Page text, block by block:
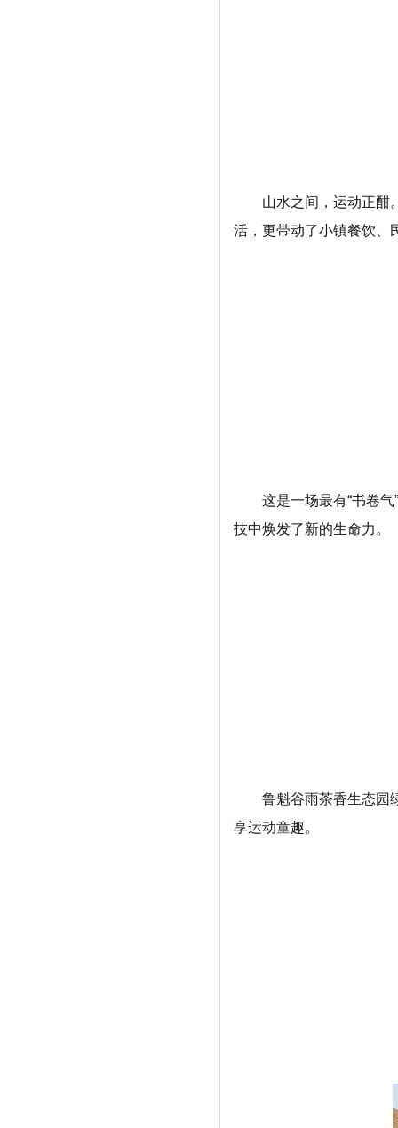
山水之间，运动正酣
活，更带动了小镇餐饮、
这是一场最有“书卷
技中焕发了新的生命力。
鲁魁谷雨茶香生态园
享运动童趣。